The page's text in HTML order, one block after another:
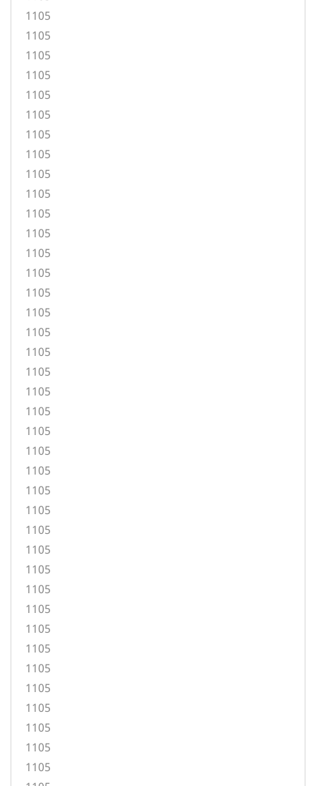
1105
1105
1105
1105
1105
1105
1105
1105
1105
1105
1105
1105
1105
1105
1105
1105
1105
1105
1105
1105
1105
1105
1105
1105
1105
1105
1105
1105
1105
1105
1105
1105
1105
1105
1105
1105
1105
1105
1105